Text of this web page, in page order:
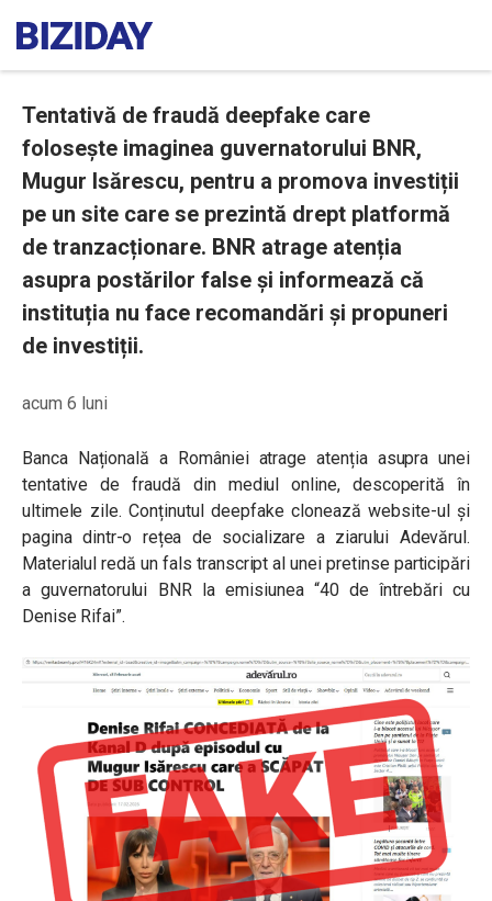
Tentativă de fraudă deepfake care
folosește imaginea guvernatorului BNR,
Mugur Isărescu, pentru a promova investiții
pe un site care se prezintă drept platformă
de tranzacționare. BNR atrage atenția
asupra postărilor false și informează că
instituția nu face recomandări și propuneri
de investiții.
acum 6 luni
Banca Națională a României atrage atenția asupra unei
tentative de fraudă din mediul online, descoperită în
ultimele zile. Conținutul deepfake clonează website-ul și
pagina dintr-o rețea de socializare a ziarului Adevărul.
Materialul redă un fals transcript al unei pretinse participări
a guvernatorului BNR la emisiunea “40 de întrebări cu
Denise Rifai”.